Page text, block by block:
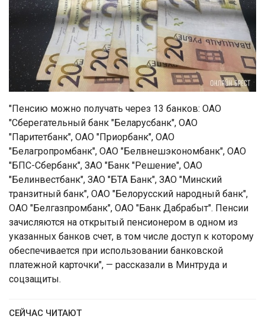
"Пенсию можно получать через 13 банков: ОАО
"Сберегательный банк "Беларусбанк", ОАО
"Паритетбанк", ОАО "Приорбанк", ОАО
"Белагропромбанк", ОАО "Белвнешэкономбанк", ОАО
"БПС-Сбербанк", ЗАО "Банк "Решение", ОАО
"Белинвестбанк", ЗАО "БТА Банк", ЗАО "Минский
транзитный банк", ОАО "Белорусский народный банк",
ОАО "Белгазпромбанк", ОАО "Банк Дабрабыт". Пенсии
зачисляются на открытый пенсионером в одном из
указанных банков счет, в том числе доступ к которому
обеспечивается при использовании банковской
платежной карточки", — рассказали в Минтруда и
соцзащиты.
СЕЙЧАС ЧИТАЮТ